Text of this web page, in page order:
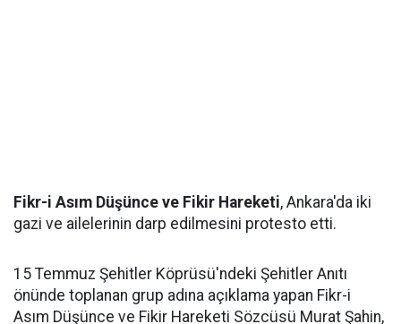
Fikr-i Asım Düşünce ve Fikir Hareketi, Ankara'da iki
gazi ve ailelerinin darp edilmesini protesto etti.
15 Temmuz Şehitler Köprüsü'ndeki Şehitler Anıtı
önünde toplanan grup adına açıklama yapan Fikr-i
Asım Düşünce ve Fikir Hareketi Sözcüsü Murat Şahin,